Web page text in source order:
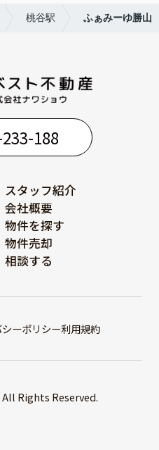
桃谷駅 ふぁみーゆ勝山
188
スタッフ紹介
会社概要
物件を探す
物件売却
相談する
ーポリシー利用規約
All Rights Reserved.